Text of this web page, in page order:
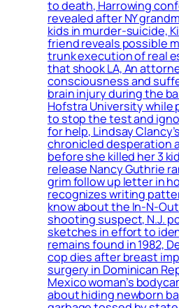
to death, Harrowing
revealed after NY
kids in murder-suicide,
friend reveals possible
trunk execution of real
that shook LA, An
consciousness and
brain injury during the
Hofstra University
to stop the test and
for help, Lindsay
chronicled desperation
before she killed her 3
release Nancy Guthrie
grim follow up letter in
recognizes writing
know about the In-N-
shooting suspect, N.J.
sketches in effort to
remains found in 1982,
cop dies after breast
surgery in Dominican
Mexico woman’s
about hiding newborn